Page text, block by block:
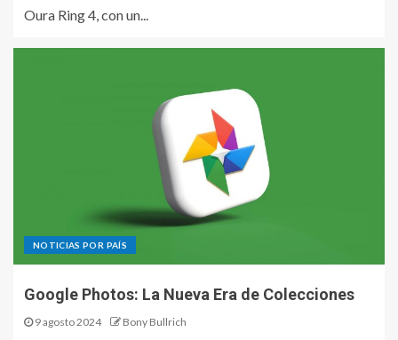
Oura Ring 4, con un...
NOTICIAS POR PAÍS
Google Photos: La Nueva Era de Colecciones
9 agosto 2024 Bony Bullrich